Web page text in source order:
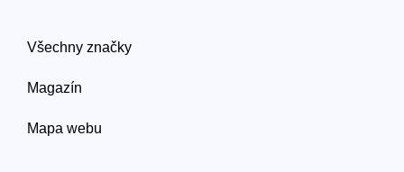
Všechny značky
Magazín
Mapa webu